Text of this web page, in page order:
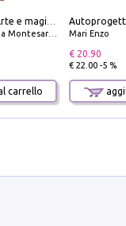
Amabili streghe. Arte e magie di Leonora Carrington e Remedios Varo
carrello
Mari Enzo
€ 20.90
€ 22.00 -5 %